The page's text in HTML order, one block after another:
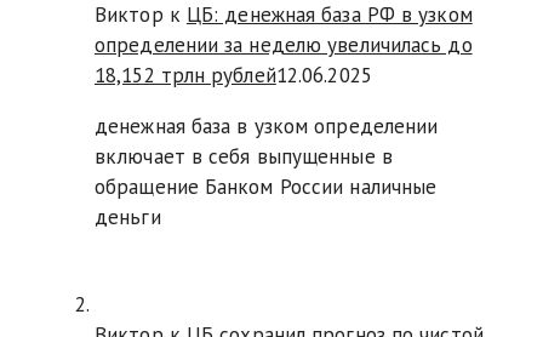
Виктор к ЦБ: денежная база РФ в узком
определении за неделю увеличилась до
18,152 трлн рублей12.06.2025
денежная база в узком определении
включает в себя выпущенные в
обращение Банком России наличные
деньги